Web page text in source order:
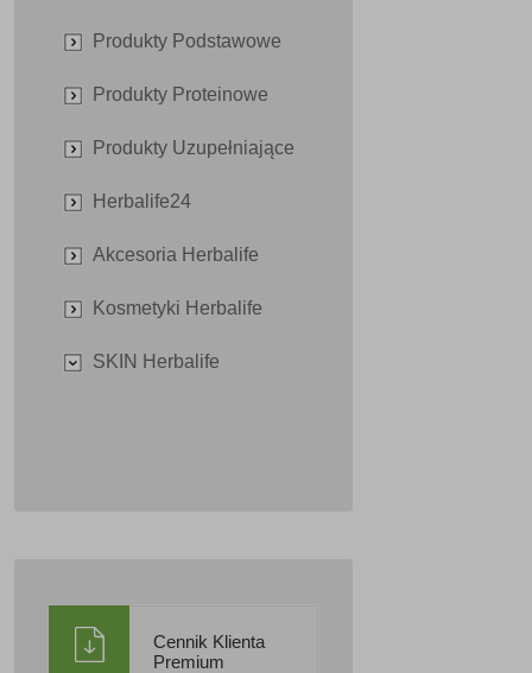
Produkty Podstawowe
Produkty Proteinowe
Produkty Uzupełniające
Herbalife24
Akcesoria Herbalife
Kosmetyki Herbalife
SKIN Herbalife
Cennik Klienta
Premium